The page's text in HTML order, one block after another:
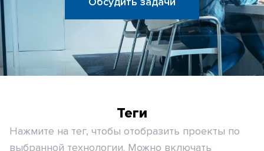
Теги
Нажмите на тег, чтобы отобразить проекты по
выбранной технологии. Можно включать